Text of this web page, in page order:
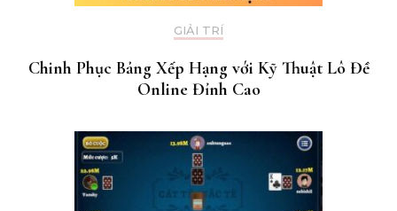
GIẢI TRÍ
Chinh Phục Bảng Xếp Hạng với Kỹ Thuật Lô Đề
Online Đỉnh Cao